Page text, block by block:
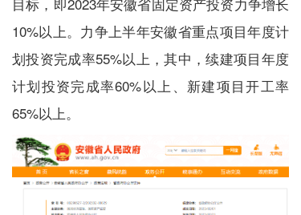
10%以上。力争上半年安徽省重点项目年度计
划投资完成率55%以上，其中，续建项目年度
计划投资完成率60%以上、新建项目开工率
65%以上。